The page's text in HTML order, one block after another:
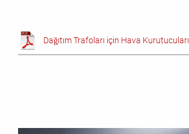
Dağıtım Trafoları için Hava Kurutucuları